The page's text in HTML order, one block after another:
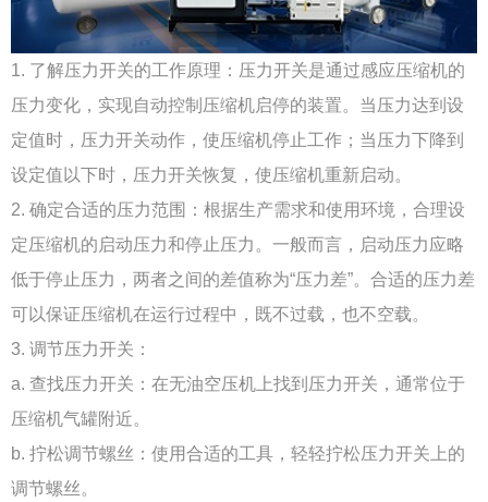
1. 了解压力开关的工作原理：压力开关是通过感应压缩机的
压力变化，实现自动控制压缩机启停的装置。当压力达到设
定值时，压力开关动作，使压缩机停止工作；当压力下降到
设定值以下时，压力开关恢复，使压缩机重新启动。
2. 确定合适的压力范围：根据生产需求和使用环境，合理设
定压缩机的启动压力和停止压力。一般而言，启动压力应略
低于停止压力，两者之间的差值称为“压力差”。合适的压力差
可以保证压缩机在运行过程中，既不过载，也不空载。
3. 调节压力开关：
a. 查找压力开关：在无油空压机上找到压力开关，通常位于
压缩机气罐附近。
b. 拧松调节螺丝：使用合适的工具，轻轻拧松压力开关上的
调节螺丝。